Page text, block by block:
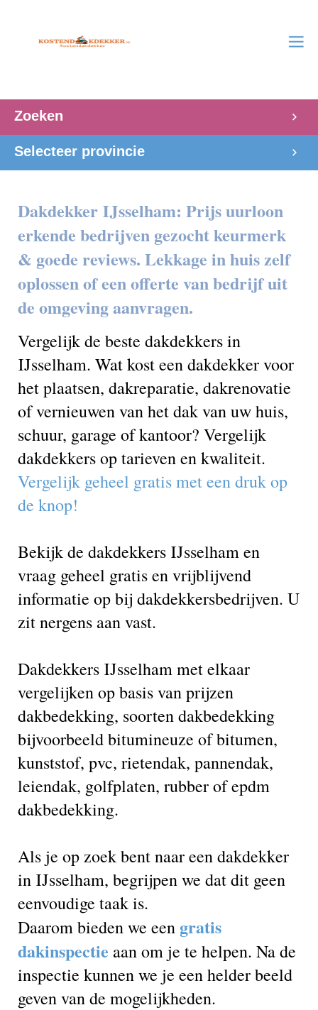
Zoeken
Selecteer provincie
Dakdekker IJsselham: Prijs uurloon
erkende bedrijven gezocht keurmerk
& goede reviews. Lekkage in huis zelf
oplossen of een offerte van bedrijf uit
de omgeving aanvragen.
Vergelijk de beste dakdekkers in
IJsselham. Wat kost een dakdekker voor
het plaatsen, dakreparatie, dakrenovatie
of vernieuwen van het dak van uw huis,
schuur, garage of kantoor? Vergelijk
dakdekkers op tarieven en kwaliteit.
Vergelijk geheel gratis met een druk op
de knop!
Bekijk de dakdekkers IJsselham en
vraag geheel gratis en vrijblijvend
informatie op bij dakdekkersbedrijven. U
zit nergens aan vast.
Dakdekkers IJsselham met elkaar
vergelijken op basis van prijzen
dakbedekking, soorten dakbedekking
bijvoorbeeld bitumineuze of bitumen,
kunststof, pvc, rietendak, pannendak,
leiendak, golfplaten, rubber of epdm
dakbedekking.
Als je op zoek bent naar een dakdekker
in IJsselham, begrijpen we dat dit geen
eenvoudige taak is.
Daarom bieden we een gratis
dakinspectie aan om je te helpen. Na de
inspectie kunnen we je een helder beeld
geven van de mogelijkheden.